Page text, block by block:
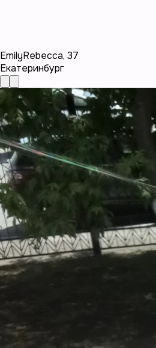
EmilyRebecca, 37
Екатеринбург